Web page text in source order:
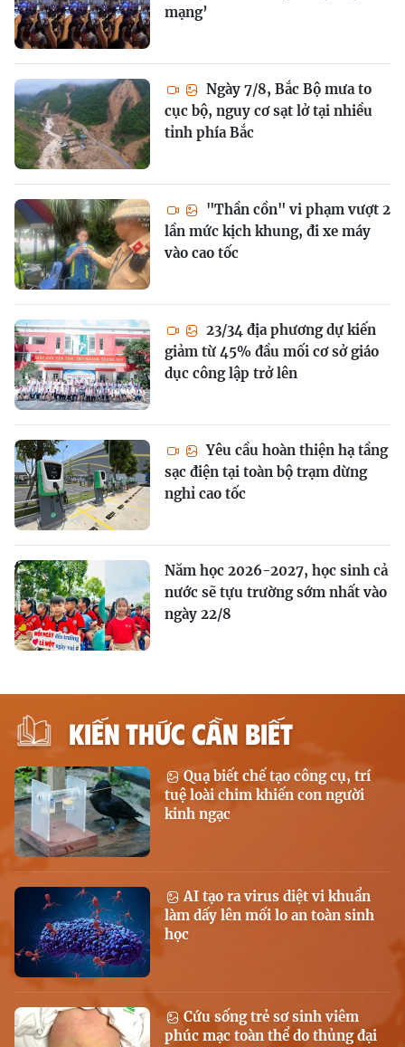
mạng’
Ngày 7/8, Bắc Bộ mưa to
cục bộ, nguy cơ sạt lở tại nhiều
tỉnh phía Bắc
"Thần cồn" vi phạm vượt 2
lần mức kịch khung, đi xe máy
vào cao tốc
23/34 địa phương dự kiến
giảm từ 45% đầu mối cơ sở giáo
dục công lập trở lên
Yêu cầu hoàn thiện hạ tầng
sạc điện tại toàn bộ trạm dừng
nghỉ cao tốc
Năm học 2026-2027, học sinh cả
nước sẽ tựu trường sớm nhất vào
ngày 22/8
KIẾN THỨC CẦN BIẾT
Quạ biết chế tạo công cụ, trí
tuệ loài chim khiến con người
kinh ngạc
AI tạo ra virus diệt vi khuẩn
làm dấy lên mối lo an toàn sinh
học
Cứu sống trẻ sơ sinh viêm
phúc mạc toàn thể do thủng đại